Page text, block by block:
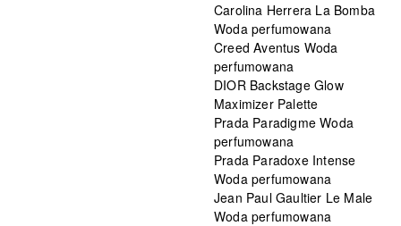
Carolina Herrera La Bomba
Woda perfumowana
Creed Aventus Woda
perfumowana
DIOR Backstage Glow
Maximizer Palette
Prada Paradigme Woda
perfumowana
Prada Paradoxe Intense
Woda perfumowana
Jean Paul Gaultier Le Male
Woda perfumowana